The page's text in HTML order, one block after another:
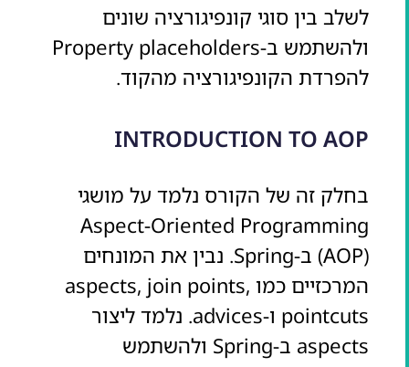
לשלב בין סוגי קונפיגורציה שונים
ולהשתמש ב-Property placeholders
להפרדת הקונפיגורציה מהקוד.
INTRODUCTION TO AOP
בחלק זה של הקורס נלמד על מושגי
Aspect-Oriented Programming
(AOP) ב-Spring. נבין את המונחים
המרכזיים כמו aspects, join points,
pointcuts ו-advices. נלמד ליצור
aspects ב-Spring ולהשתמש